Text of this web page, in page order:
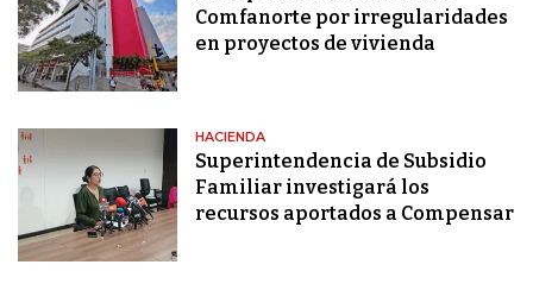
Comfanorte por irregularidades
en proyectos de vivienda
HACIENDA
Superintendencia de Subsidio
Familiar investigará los
recursos aportados a Compensar